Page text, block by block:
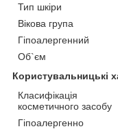
Тип шкіри
Вікова група
Гіпоалергенний
Об`єм
Користувальницькі
Класифікація
косметичного засобу
Гіпоалергенно